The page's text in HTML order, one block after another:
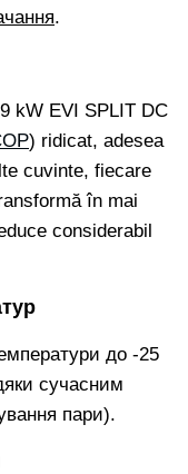
.
kW EVI SPLIT DC
) ridicat, adesea
cuvinte, fiecare
în mai
considerabil
до -25
сучасним
пари).